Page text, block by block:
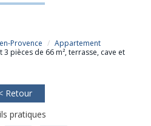
Provence
Appartement
pièces de 66 m², terrasse, cave et
Retour
pratiques